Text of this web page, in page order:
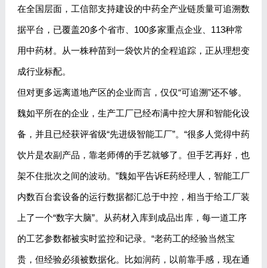
在全国层面，工信部支持建设的中药全产业链质量可追溯数
据平台，已覆盖20多个省市、100多家重点企业、113种常
用中药材。从一株种苗到一袋饮片的全程追踪，正从理想变
成行业标配。
但对更多远离道地产区的企业而言，仅仅“可追溯”还不够。
魏如平所在的企业，生产工厂已经布满中控大屏和智能化设
备，并且已经获评省级“先进级智能工厂”。“很多人觉得中药
饮片是农副产品，靠老师傅的手艺就够了。但手艺再好，也
架不住批次之间的波动。”魏如平告诉E药经理人，智能工厂
内数百台套设备的运行数据都汇总于中控，相当于给工厂装
上了一个“数字大脑”。从药材入库到成品出库，每一道工序
的工艺参数都被实时监控和记录。“老药工的经验当然宝
贵，但经验必须被数据化。比如润药，以前靠手感，现在通